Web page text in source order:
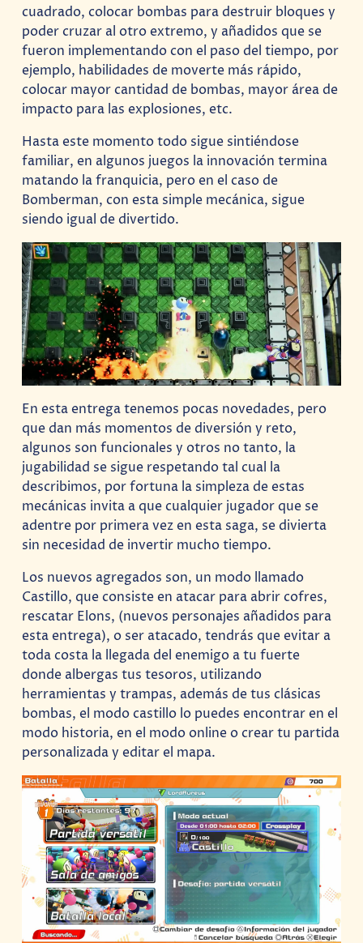
cuadrado, colocar bombas para destruir bloques y
poder cruzar al otro extremo, y añadidos que se
fueron implementando con el paso del tiempo, por
ejemplo, habilidades de moverte más rápido,
colocar mayor cantidad de bombas, mayor área de
impacto para las explosiones, etc.
Hasta este momento todo sigue sintiéndose
familiar, en algunos juegos la innovación termina
matando la franquicia, pero en el caso de
Bomberman, con esta simple mecánica, sigue
siendo igual de divertido.
En esta entrega tenemos pocas novedades, pero
que dan más momentos de diversión y reto,
algunos son funcionales y otros no tanto, la
jugabilidad se sigue respetando tal cual la
describimos, por fortuna la simpleza de estas
mecánicas invita a que cualquier jugador que se
adentre por primera vez en esta saga, se divierta
sin necesidad de invertir mucho tiempo.
Los nuevos agregados son, un modo llamado
Castillo, que consiste en atacar para abrir cofres,
rescatar Elons, (nuevos personajes añadidos para
esta entrega), o ser atacado, tendrás que evitar a
toda costa la llegada del enemigo a tu fuerte
donde albergas tus tesoros, utilizando
herramientas y trampas, además de tus clásicas
bombas, el modo castillo lo puedes encontrar en el
modo historia, en el modo online o crear tu partida
personalizada y editar el mapa.